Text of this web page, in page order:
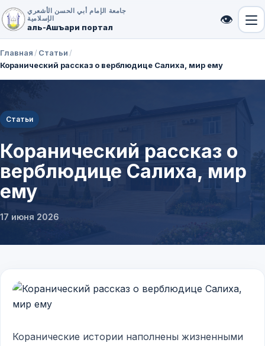
جامعة الإمام أبي الحسن الأشعري
الإسلامية
аль-Ашъари портал 👁
Главная / Статьи /
Коранический рассказ о верблюдице Салиха, мир ему
Статьи
Коранический рассказ о
верблюдице Салиха, мир
ему
17 июня 2026
Коранические истории наполнены жизненными